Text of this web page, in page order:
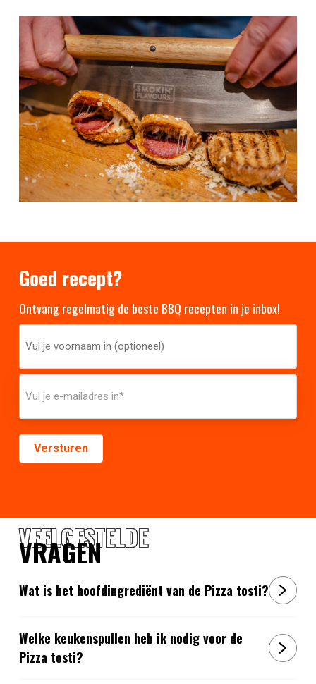
Goed recept?
Ontvang regelmatig de beste BBQ recepten in je inbox!
VEELGESTELDE
VRAGEN
Wat is het hoofdingrediënt van de Pizza tosti?
Welke keukenspullen heb ik nodig voor de
Pizza tosti?